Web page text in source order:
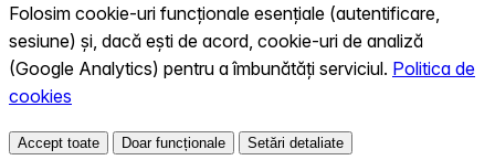
Folosim cookie-uri funcționale esențiale (autentificare,
sesiune) și, dacă ești de acord, cookie-uri de analiză
(Google Analytics) pentru a îmbunătăți serviciul. Politica de
cookies
Accept toate Doar funcționale Setări detaliate